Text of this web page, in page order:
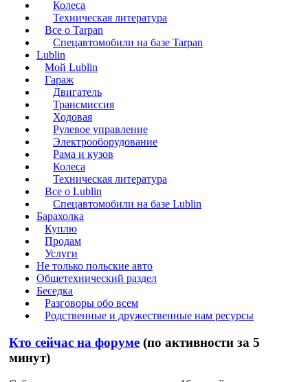
Колеса
Техническая литература
Все о Tarpan
Спецавтомобили на базе Tarpan
Lublin
Мой Lublin
Гараж
Двигатель
Трансмиссия
Ходовая
Рулевое управление
Электрооборудование
Рама и кузов
Колеса
Техническая литература
Все о Lublin
Спецавтомобили на базе Lublin
Барахолка
Куплю
Продам
Услуги
Не только польские авто
Общетехнический раздел
Беседка
Разговоры обо всем
Родственные и дружественные нам ресурсы
Кто сейчас на форуме (по активности за 5
минут)